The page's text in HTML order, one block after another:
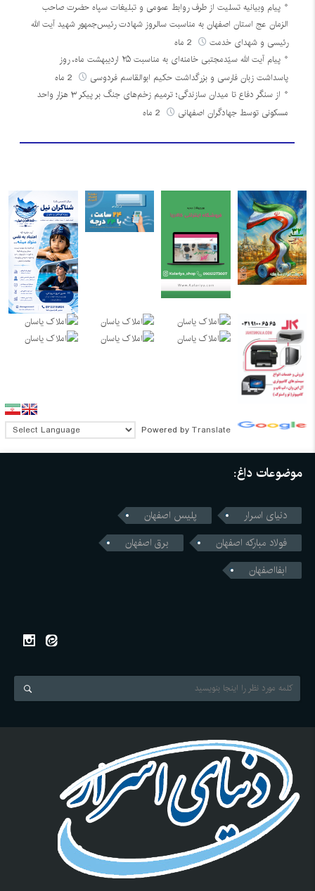
پیام وبیانیه تسلیت از طرف روابط عمومی و تبلیغات سپاه حضرت صاحب
الزمان عج استان اصفهان به مناسبت سالروز شهادت رئیس‌جمهور شهید آیت الله
رئیسی و شهدای خدمت
پیام آیت الله سیّدمجتبی خامنه‌ای به مناسبت ۲۵ اردیبهشت ماه، روز
پاسداشت زبان فارسی و بزرگداشت حکیم ابوالقاسم فردوسی
از سنگر دفاع تا میدان سازندگی؛ ترمیم زخم‌های جنگ بر پیکر ۳ هزار واحد
مسکونی توسط جهادگران اصفهانی
Powered by Translate
موضوعات داغ:
دنیای اسرار
پلیس اصفهان
فولاد مبارکه اصفهان
برق اصفهان
ابفااصفهان